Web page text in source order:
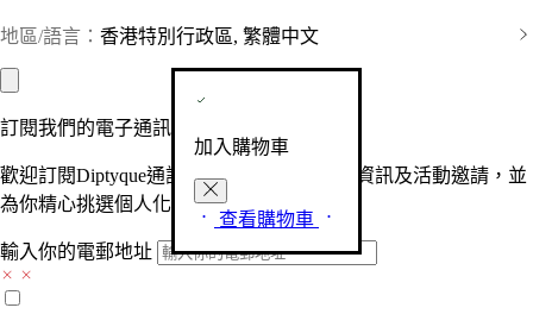
地區/語言： 香港特別行政區, 繁體中文
加入購物車
查看購物車
訂閱我們的電子通訊
歡迎訂閱Diptyque通訊，接收品牌最新產品資訊及活動邀請，並
為你精心挑選個人化的驚喜及禮物。
輸入你的電郵地址